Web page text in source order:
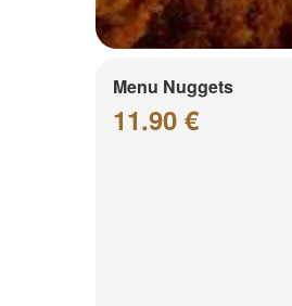
Menu Nuggets
11.90 €